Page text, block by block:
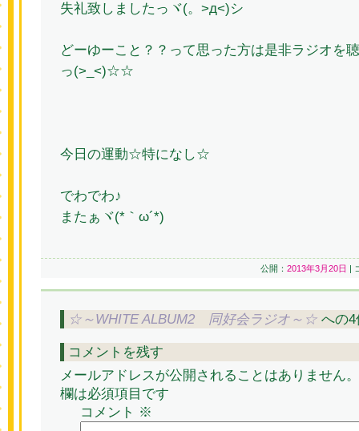
失礼致しましたっヾ(。>д<)シ
どーゆーこと？？って思った方は是非ラジオを
っ(>_<)☆☆
今日の運動☆特になし☆
でわでわ♪
またぁヾ(*｀ω´*)
公開： 2013年3月20日 |
☆～WHITE ALBUM2 同好会ラジオ～☆ への
コメントを残す
メールアドレスが公開されることはありません。
欄は必須項目です
コメント ※